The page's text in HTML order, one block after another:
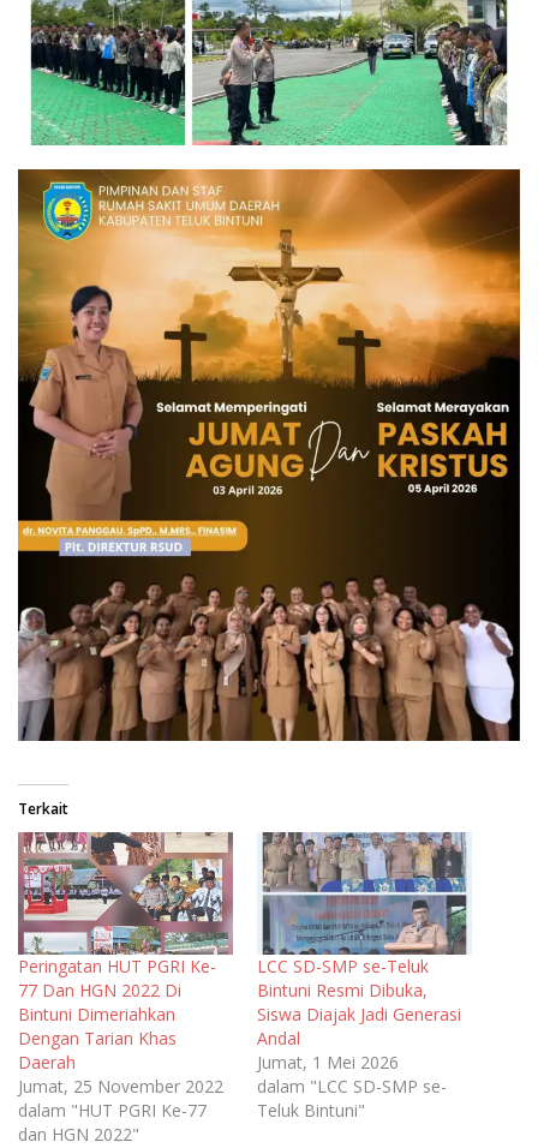
Terkait
Peringatan HUT PGRI Ke-
77 Dan HGN 2022 Di
Bintuni Dimeriahkan
Dengan Tarian Khas
Daerah
Jumat, 25 November 2022
dalam "HUT PGRI Ke-77
dan HGN 2022"
LCC SD-SMP se-Teluk
Bintuni Resmi Dibuka,
Siswa Diajak Jadi Generasi
Andal
Jumat, 1 Mei 2026
dalam "LCC SD-SMP se-
Teluk Bintuni"